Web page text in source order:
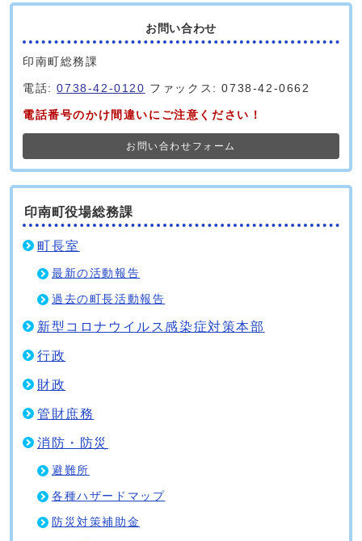
お問い合わせ
印南町総務課
電話:0738-42-0120 ファックス: 0738-42-0662
電話番号のかけ間違いにご注意ください！
お問い合わせフォーム
印南町役場総務課
町長室
最新の活動報告
過去の町長活動報告
新型コロナウイルス感染症対策本部
行政
財政
管財庶務
消防・防災
避難所
各種ハザードマップ
防災対策補助金